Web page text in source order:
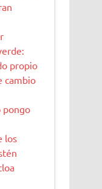
propio
cambio
pongo
los